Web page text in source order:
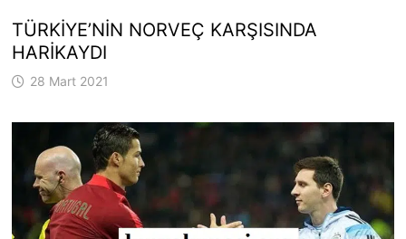
TÜRKİYE’NİN NORVEÇ KARŞISINDA
HARİKAYDI
28 Mart 2021